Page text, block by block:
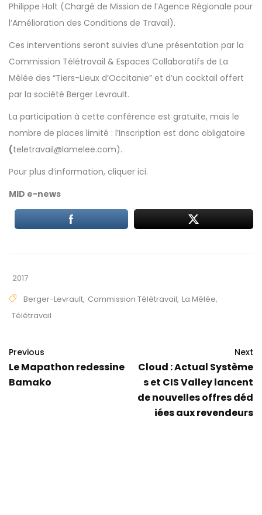
Philippe Holt (Chargé de Mission de l’Agence Régionale pour
l’Amélioration des Conditions de Travail).
Ces interventions seront suivies d’une présentation par la
Commission Télétravail & Espaces Collaboratifs de La
Mêlée des “Tiers-Lieux d’Occitanie” et d’un cocktail offert
par la société Berger Levrault.
La participation à cette conférence est gratuite, mais le
nombre de places limité : l’Inscription est donc obligatoire
(teletravail@lamelee.com).
Pour plus d’information, cliquer ici.
MID e-news
2017
Berger-Levrault, Commission Télétravail, La Mêlée,
Télétravail
Previous
Le Mapathon redessine
Bamako
Next
Cloud : Actual Système
s et CIS Valley lancent
de nouvelles offres déd
iées aux revendeurs